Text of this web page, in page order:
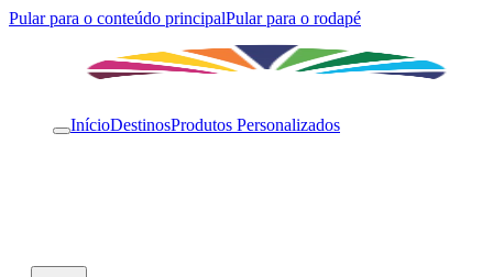
Pular para o conteúdo principalPular para o rodapé
InícioDestinosProdutos Personalizados